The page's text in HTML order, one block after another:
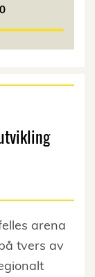
arena
tvers av